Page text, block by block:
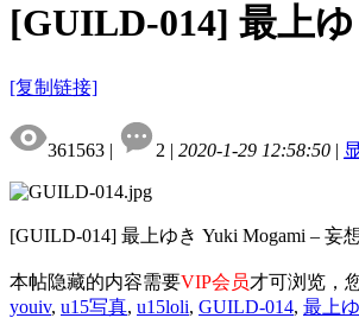
[GUILD-014] 最上
[复制链接]
361563 | 2 | 2020-1-29 12:58:50 |
[GUILD-014] 最上ゆき Yuki Mogami – 妄
本帖隐藏的内容需要VIP会员才可浏览，
youiv, u15写真, u15loli, GUILD-014, 最上